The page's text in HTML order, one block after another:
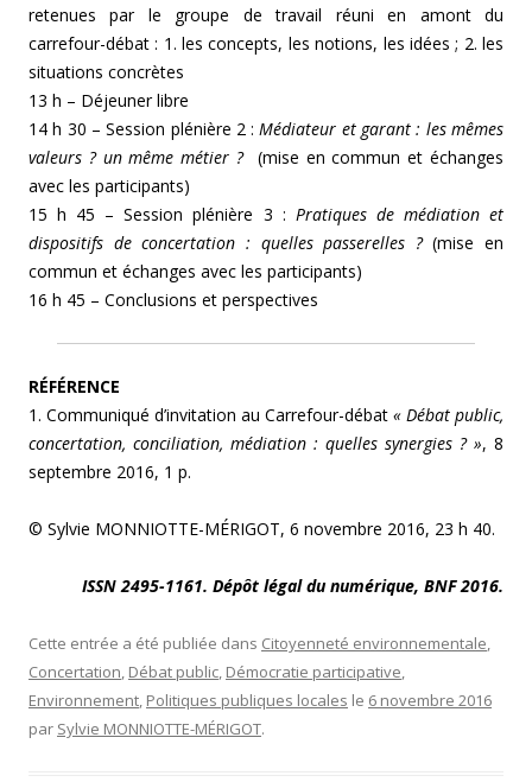
retenues par le groupe de travail réuni en amont du
carrefour-débat : 1.les concepts, les notions, les idées ; 2.les
situations concrètes
13 h – Déjeuner libre
14 h 30 – Session plénière 2:Médiateur et garant : les mêmes
valeurs ? un même métier ? (mise en commun et échanges
avec les participants)
15 h 45 – Session plénière 3 : Pratiques de médiation et
dispositifs de concertation : quelles passerelles ?(mise en
commun et échanges avec les participants)
16 h 45 – Conclusions et perspectives
RÉFÉRENCE
1. Communiqué d’invitation au Carrefour-débat « Débat public,
concertation, conciliation, médiation : quelles synergies ? », 8
septembre 2016, 1 p.
© Sylvie MONNIOTTE-MÉRIGOT, 6 novembre 2016, 23 h 40.
ISSN 2495-1161. Dépôt légal du numérique, BNF 2016.
Cette entrée a été publiée dans Citoyenneté environnementale,
Concertation, Débat public, Démocratie participative,
Environnement, Politiques publiques locales le 6 novembre 2016
par Sylvie MONNIOTTE-MÉRIGOT.